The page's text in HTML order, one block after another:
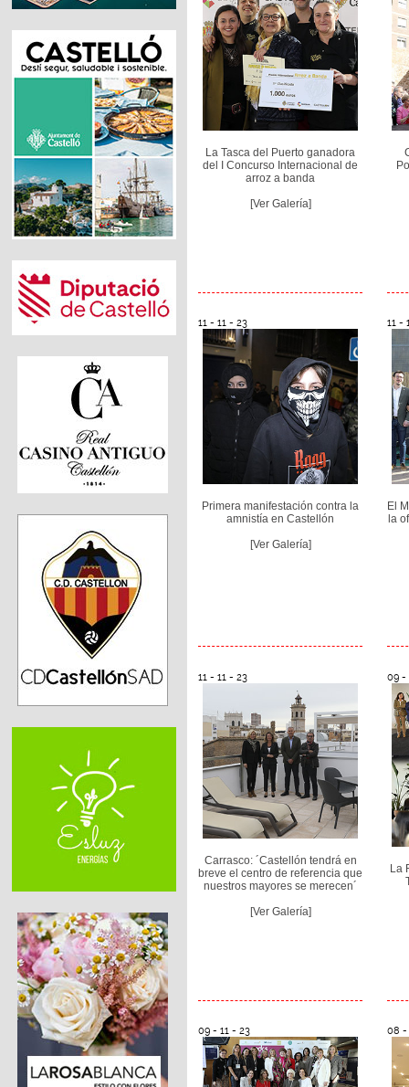
La Tasca del Puerto ganadora
del I Concurso Internacional de
arroz a banda
[Ver Galería]
11 - 11 - 23
Primera manifestación contra la
amnistía en Castellón
[Ver Galería]
11 -
El
la
11 - 11 - 23
Carrasco: ´Castellón tendrá en
breve el centro de referencia que
nuestros mayores se merecen´
[Ver Galería]
09 -
La
09 - 11 - 23 08 -